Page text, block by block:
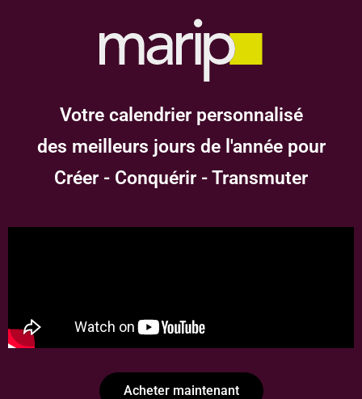
Votre calendrier personnalisé
des meilleurs jours de l'année pour
Créer - Conquérir - Transmuter
Acheter maintenant